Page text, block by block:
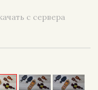
с сервера